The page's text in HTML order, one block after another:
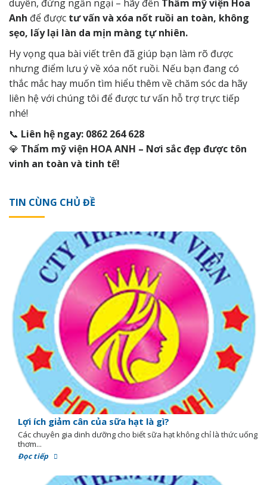
duyên, đừng ngần ngại – hãy đến Thẩm mỹ viện Hoa
Anh để được tư vấn và xóa nốt ruồi an toàn, không
sẹo, lấy lại làn da mịn màng tự nhiên.
Hy vọng qua bài viết trên đã giúp bạn làm rõ được
nhưng điểm lưu ý về xóa nốt ruồi. Nếu bạn đang có
thắc mắc hay muốn tìm hiểu thêm về chăm sóc da hãy
liên hệvới chúng tôi để được tư vấn hỗ trợ trực tiếp
nhé!
📞 Liên hệ ngay: 0862 264 628
💎 Thẩm mỹ viện HOA ANH – Nơi sắc đẹp được tôn
vinh an toàn và tinh tế!
TIN CÙNG CHỦ ĐỀ
Lợi ích giảm cân của sữa hạt là gì?
Các chuyên gia dinh dưỡng cho biết sữa hạt không chỉ là thức uống
thơm...
Đọc tiếp